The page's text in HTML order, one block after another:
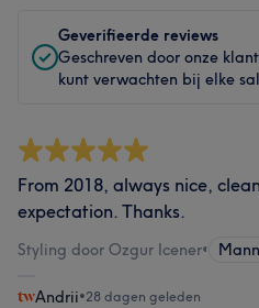
Geverifieerde reviews
Geschreven door onze
kunt verwachten bij elke
From 2018, always nice,
expectation. Thanks.
Styling door Ozgur Icener•
Andrii•28 dagen geleden